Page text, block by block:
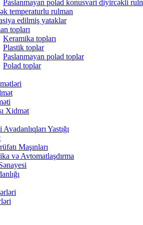
Paslanmayan polad konusvari diyircəkli
temperaturlu rulman
edilmiş yataklar
topları
Keramika topları
Plastik toplar
Paslanmayan polad toplar
Polad toplar
Xidmət
Yastığı
Maşınları
və Avtomatlaşdırma